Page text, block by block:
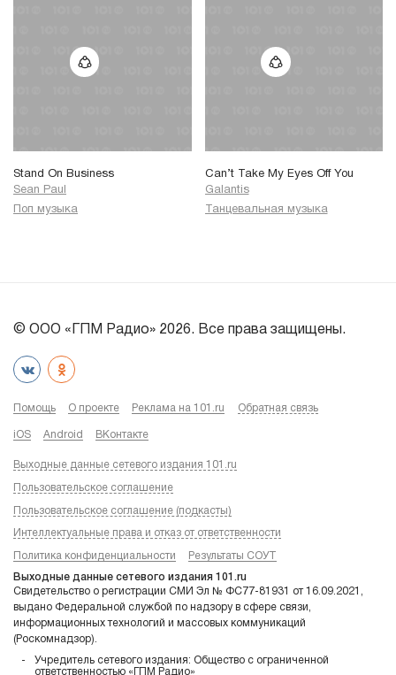
Stand On Business
Sean Paul
Поп музыка
Can’t Take My Eyes Off You
Galantis
Танцевальная музыка
© ООО «ГПМ Радио» 2026. Все права защищены.
Помощь О проекте Реклама на 101.ru Обратная связь
iOS Android ВКонтакте
Выходные данные сетевого издания 101.ru
Пользовательское соглашение
Пользовательское соглашение (подкасты)
Интеллектуальные права и отказ от ответственности
Политика конфиденциальности Результаты СОУТ
Выходные данные сетевого издания 101.ru
Свидетельство о регистрации СМИ Эл № ФС77-81931 от 16.09.2021,
выдано Федеральной службой по надзору в сфере связи,
информационных технологий и массовых коммуникаций
(Роскомнадзор).
Учредитель сетевого издания: Общество с ограниченной
ответственностью «ГПМ Радио»